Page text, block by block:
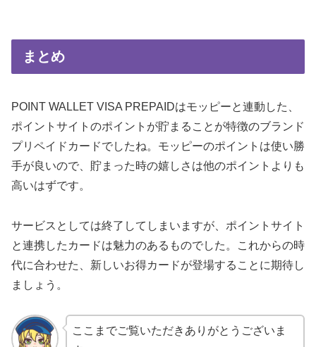
まとめ
POINT WALLET VISA PREPAIDはモッピーと連動した、
ポイントサイトのポイントが貯まることが特徴のブランド
プリペイドカードでしたね。モッピーのポイントは使い勝
手が良いので、貯まった時の嬉しさは他のポイントよりも
高いはずです。
サービスとしては終了してしまいますが、ポイントサイト
と連携したカードは魅力のあるものでした。これからの時
代に合わせた、新しいお得カードが登場することに期待し
ましょう。
ここまでご覧いただきありがとうございま